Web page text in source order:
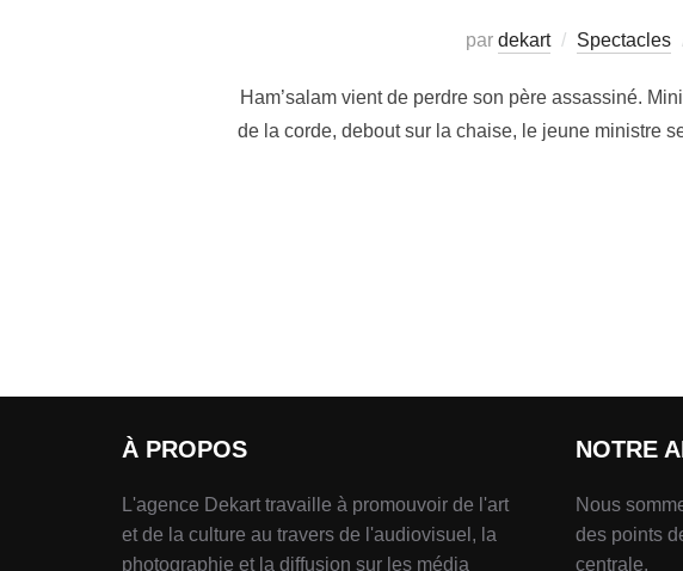
par dekart Spectacles
Ham’salam vient de perdre son père assassiné.
de la corde, debout sur la chaise, le jeune ministre
À PROPOS
L'agence Dekart travaille à promouvoir de l'art
et de la culture au travers de l'audiovisuel, la
photographie et la diffusion sur les média
NOTRE
Nous
des points
centrale.